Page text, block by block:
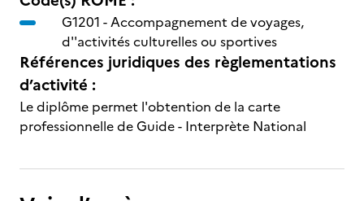
G1201 -Accompagnement de voyages,
d''activités culturelles ou sportives
Références juridiques des règlementations
d’activité :
Le diplôme permet l'obtention de la carte
professionnelle de Guide - Interprète National